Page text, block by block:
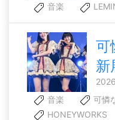
音楽
可
新
音楽
可憐
HONEYWORKS